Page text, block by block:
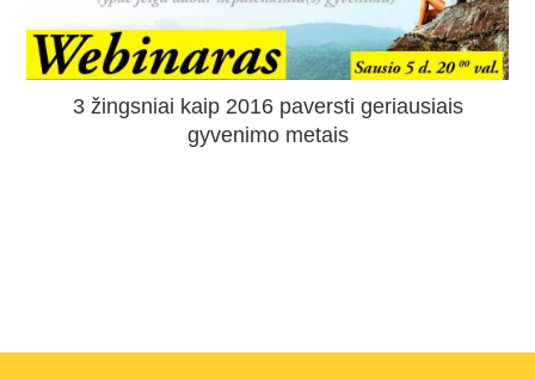
3 žingsniai kaip 2016 paversti geriausiais
gyvenimo metais